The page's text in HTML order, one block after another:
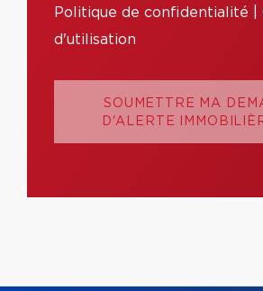
Politique de confidentialité
d'utilisation
SOUMETTRE MA
D'ALERTE